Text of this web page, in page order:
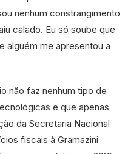
nenhum constrangimento
calado. Eu só soube que
alguém me apresentou a
não faz nenhum tipo de
e que apenas
da Secretaria Nacional
fiscais à Gramazini